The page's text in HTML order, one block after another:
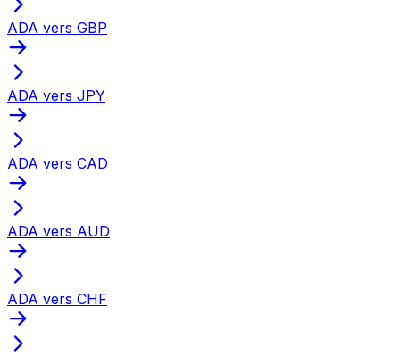
ADA vers GBP
ADA vers JPY
ADA vers CAD
ADA vers AUD
ADA vers CHF